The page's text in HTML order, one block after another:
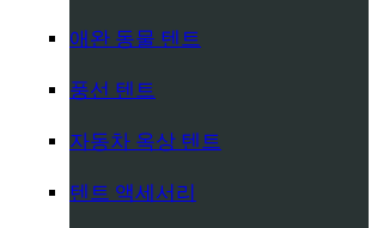
애완 동물 텐트
풍선 텐트
자동차 옥상 텐트
텐트 액세서리